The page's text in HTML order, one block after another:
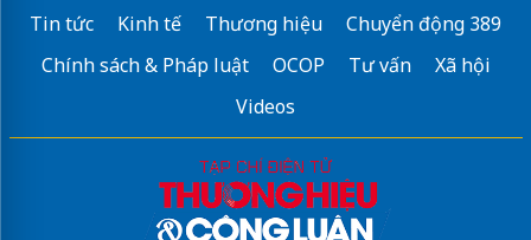
Tin tức Kinh tế Thương hiệu
Chuyển động 389
Chính sách & Pháp luật
OCOP Tư vấn
Xã hội
Videos